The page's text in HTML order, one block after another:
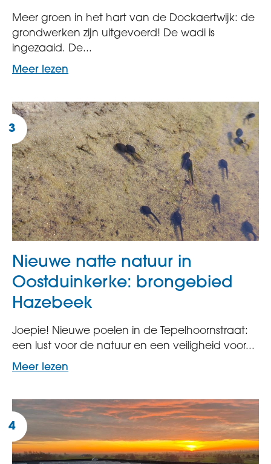
Meer groen in het hart van de Dockaertwijk: de
grondwerken zijn uitgevoerd! De wadi is
ingezaaid. De...
Meer lezen
Nieuwe natte natuur in
Oostduinkerke: brongebied
Hazebeek
Joepie! Nieuwe poelen in de Tepelhoornstraat:
een lust voor de natuur en een veiligheid voor...
Meer lezen